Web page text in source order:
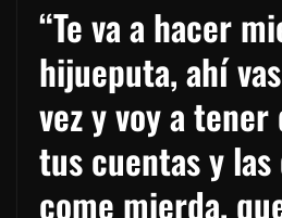
“Te va a hacer
hijueputa, ahí
vez y voy a
tus cuentas y las
come mierda,